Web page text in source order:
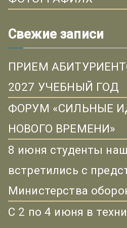
Свежие записи
ПРИЕМ
2027 УЧЕБНЫЙ ГОД
ФОРУМ «СИЛЬНЫЕ
НОВОГО ВРЕМЕНИ»
8 июня студенты
встретились с
Министерства
С 2 по 4 июня в